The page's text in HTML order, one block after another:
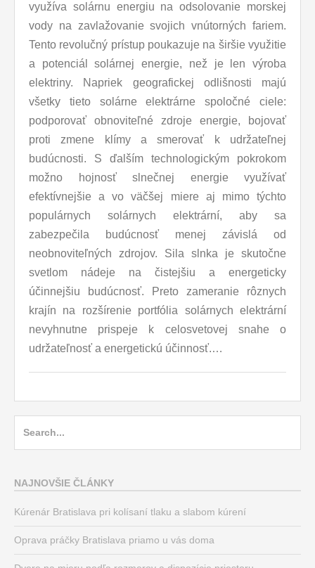
využíva solárnu energiu na odsolovanie morskej
vody na zavlažovanie svojich vnútorných fariem.
Tento revolučný prístup poukazuje na širšie využitie
a potenciál solárnej energie, než je len výroba
elektriny. Napriek geografickej odlišnosti majú
všetky tieto solárne elektrárne spoločné ciele:
podporovať obnoviteľné zdroje energie, bojovať
proti zmene klímy a smerovať k udržateľnej
budúcnosti. S ďalším technologickým pokrokom
možno hojnosť slnečnej energie využívať
efektívnejšie a vo väčšej miere aj mimo týchto
populárnych solárnych elektrární, aby sa
zabezpečila budúcnosť menej závislá od
neobnoviteľných zdrojov. Sila slnka je skutočne
svetlom nádeje na čistejšiu a energeticky
účinnejšiu budúcnosť. Preto zameranie rôznych
krajín na rozšírenie portfólia solárnych elektrární
nevyhnutne prispeje k celosvetovej snahe o
udržateľnosť a energetickú účinnosť.…
NAJNOVŠIE ČLÁNKY
Kúrenár Bratislava pri kolísaní tlaku a slabom kúrení
Oprava práčky Bratislava priamo u vás doma